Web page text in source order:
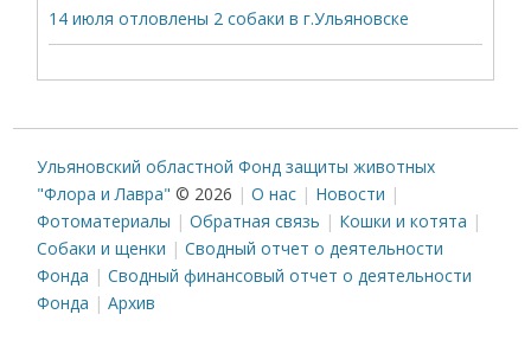
14 июля отловлены 2 собаки в г.Ульяновске
Ульяновский областной Фонд защиты животных
"Флора и Лавра" © 2026 О нас
Новости
Фотоматериалы
Обратная связь
Кошки и котята
Собаки и щенки
Сводный отчет о деятельности
Фонда
Сводный финансовый отчет о деятельности
Фонда
Архив